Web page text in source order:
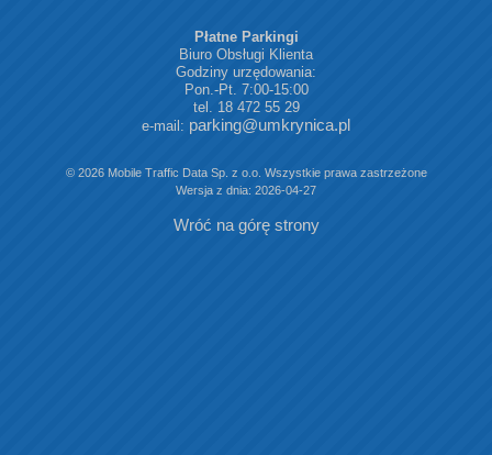
Płatne Parkingi
Biuro Obsługi Klienta
Godziny urzędowania:
Pon.-Pt. 7:00-15:00
tel. 18 472 55 29
e-mail: parking@umkrynica.pl
© 2026 Mobile Traffic Data Sp. z o.o. Wszystkie prawa zastrzeżone
Wersja z dnia: 2026-04-27
Wróć na górę strony